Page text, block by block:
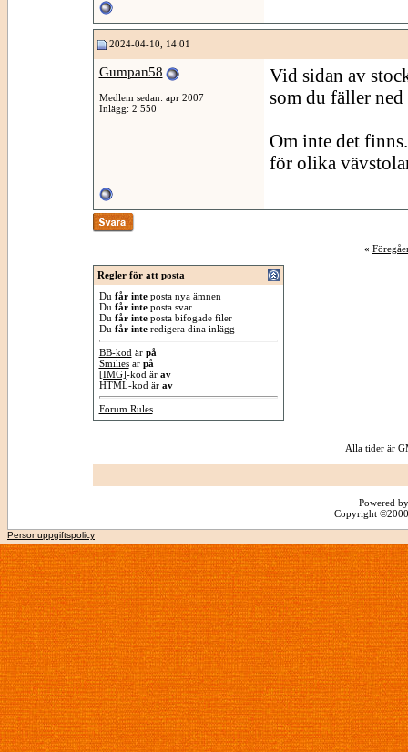
2024-04-10, 14:01
Gumpan58
Medlem sedan: apr 2007
Inlägg: 2 550
Vid sidan av
som du fäller
Om inte det
för olika
«
Regler för att posta
Du får inteposta nya ämnen
Du får inteposta svar
Du får inteposta bifogade filer
Du får interedigera dina inlägg
BB-kod är på
Smiliesär på
[IMG]-kod är av
HTML-kod är av
Forum Rules
Alla tider är
Powered
Copyright
Personuppgiftspolicy